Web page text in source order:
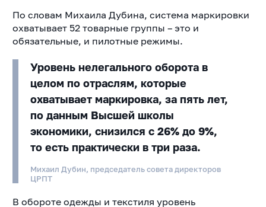
По словам Михаила Дубина, система маркировки
охватывает 52 товарные группы – это и
обязательные, и пилотные режимы.
Уровень нелегального оборота в
целом по отраслям, которые
охватывает маркировка, за пять лет,
по данным Высшей школы
экономики, снизился с 26% до 9%,
то есть практически в три раза.
Михаил Дубин, председатель совета директоров
ЦРПТ
В обороте одежды и текстиля уровень